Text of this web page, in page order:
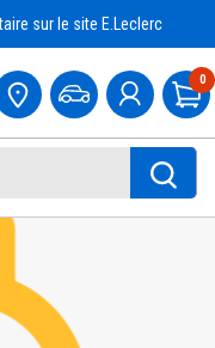
sur le site E.Leclerc
0